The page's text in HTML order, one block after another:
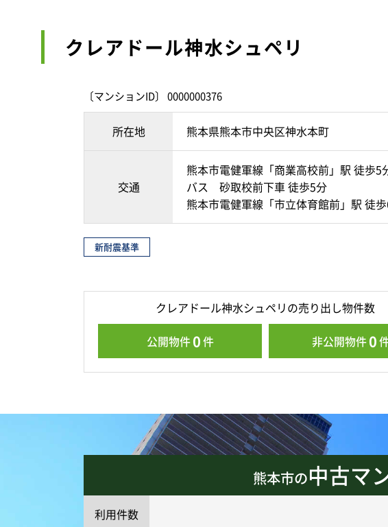
クレアドール神水シュペリ
〔マンションID〕 0000000376
所在地 熊本県熊本市中央区神水本町
交通
熊本市電健軍線「商業高校前」駅 徒歩5
バス 砂取校前下車 徒歩5分
熊本市電健軍線「市立体育館前」駅 徒
新耐震基準
クレアドール神水シュペリの売り出し物件数
公開物件0件 非公開物件0
熊本市の中古マ
利用件数